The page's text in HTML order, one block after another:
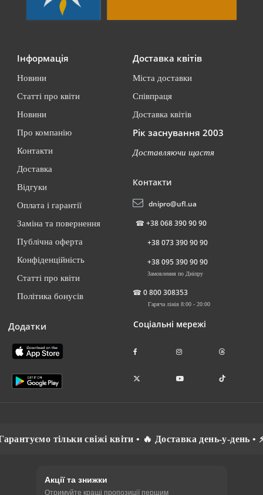
Інформація
Новини
Статті про квіти
Новини
Про компанію
Контакти
Доставка
Відгуки
Оплата і гарантії
Заміна та повернення
Публічна оферта
Конфіденційність
Статті про квіти
Політика бонусів
Додатки
Доставка квітів
Міста доставки
Співпраця
Доставка квітів
Рік заснування 2003
Доставляючи щастя
Контакти
dnipro@ufl.ua
☎ +38 068 390 90 90
+38 073 390 90 90
+38 095 390 90 90
Замовлення по Дніпру
☎ 0 800 308353
Гаряча лінія 8:00 - 20:00
Соціальні мережі
свіжі квіти • 🔥 Доставка день-у-день • ⚡
Акції та знижки
Отримуйте кращі пропозиції першим